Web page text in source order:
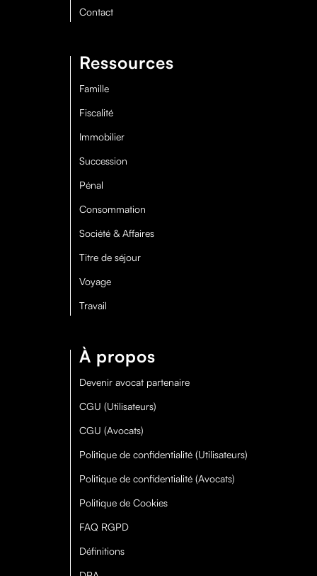
Contact
Ressources
Famille
Fiscalité
Immobilier
Succession
Pénal
Consommation
Société & Affaires
Titre de séjour
Voyage
Travail
À propos
Devenir avocat partenaire
CGU (Utilisateurs)
CGU (Avocats)
Politique de confidentialité (Utilisateurs)
Politique de confidentialité (Avocats)
Politique de Cookies
FAQ RGPD
Définitions